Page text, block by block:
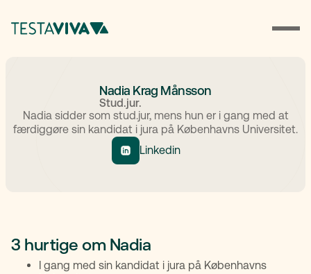
Nadia Krag Månsson
Stud.jur.
Nadia sidder som stud.jur, mens hun er i gang med at
færdiggøre sin kandidat i jura på Københavns Universitet.
Linkedin
3 hurtige om Nadia
I gang med sin kandidat i jura på Københavns